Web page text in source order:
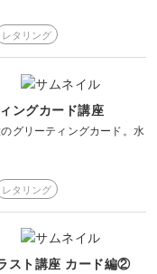
レタリング
ングカード講座
グリーティングカード。水
レタリング
スト講座 カード編②